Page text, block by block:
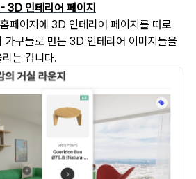
3D 인테리어 페이지
페이지에 3D 인테리어 페이지를 따로
가구들로 만든 3D 인테리어 이미지들을
는 겁니다.